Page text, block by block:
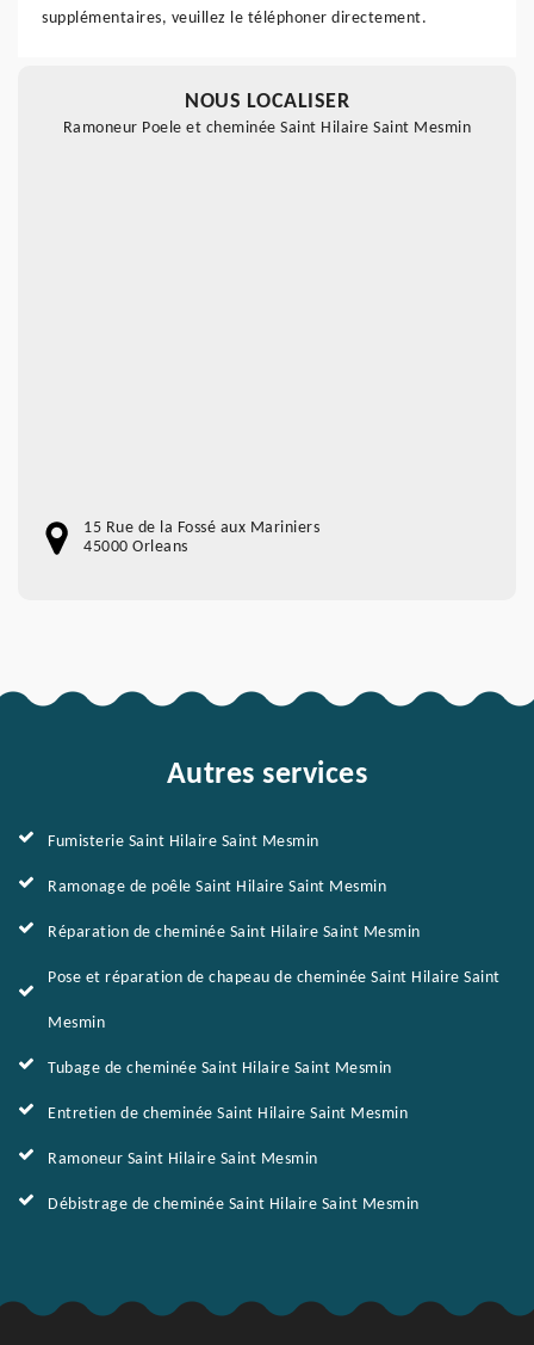
supplémentaires, veuillez le téléphoner directement.
NOUS LOCALISER
Ramoneur Poele et cheminée Saint Hilaire Saint Mesmin
15 Rue de la Fossé aux Mariniers
45000 Orleans
Autres services
Fumisterie Saint Hilaire Saint Mesmin
Ramonage de poêle Saint Hilaire Saint Mesmin
Réparation de cheminée Saint Hilaire Saint Mesmin
Pose et réparation de chapeau de cheminée Saint Hilaire Saint
Mesmin
Tubage de cheminée Saint Hilaire Saint Mesmin
Entretien de cheminée Saint Hilaire Saint Mesmin
Ramoneur Saint Hilaire Saint Mesmin
Débistrage de cheminée Saint Hilaire Saint Mesmin